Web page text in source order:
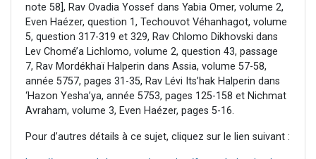
note 58], Rav Ovadia Yossef dans Yabia Omer, volume 2,
Even Haézer, question 1, Techouvot Véhanhagot, volume
5, question 317-319 et 329, Rav Chlomo Dikhovski dans
Lev Chomé’a Lichlomo, volume 2, question 43, passage
7, Rav Mordékhaï Halperin dans Assia, volume 57-58,
année 5757, pages 31-35, Rav Lévi Its’hak Halperin dans
‘Hazon Yesha’ya, année 5753, pages 125-158 et Nichmat
Avraham, volume 3, Even Haézer, pages 5-16.
Pour d’autres détails à ce sujet, cliquez sur le lien suivant :